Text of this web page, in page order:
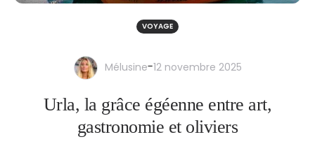
VOYAGE
Mélusine-12 novembre 2025
Urla, la grâce égéenne entre art,
gastronomie et oliviers